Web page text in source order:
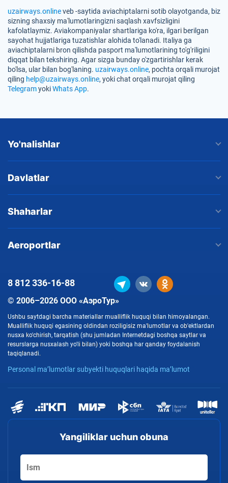
uzairways.onlineveb -saytida aviachiptalarni sotib olayotganda, biz
sizning shaxsiy ma'lumotlaringizni saqlash xavfsizligini
kafolatlaymiz. Aviakompaniyalar shartlariga ko'ra, ilgari berilgan
sayohat hujjatlariga tuzatishlar alohida to'lanadi. Italiya ga
aviachiptalarni bron qilishda pasport ma'lumotlarining to'g'riligini
diqqat bilan tekshiring. Agar sizga bunday o'zgartirishlar kerak
bo'lsa, ular bilan bog'laning. uzairways.online, pochta orqali murojat
qiling help@uzairways.online, yoki chat orqali murojat qiling
TelegramyokiWhats App.
Yo'nalishlar
Davlatlar
Shaharlar
Aeroportlar
Yangiliklar uchun obuna
© 2006–2026 ООО «АэроТур»
Ushbu saytdagi barcha materiallar mualliflik huquqi bilan himoyalangan.
Mualliflik huquqi egasining oldindan roziligisiz ma'lumotlar va ob'ektlardan
nusxa ko'chirish, tarqatish (shu jumladan Internetdagi boshqa saytlar va
resurslarga nusxalash yo'li bilan) yoki boshqa har qanday foydalanish
taqiqlanadi.
Personal ma’lumotlar subyekti huquqlari haqida ma’lumot
8 812336-16-88